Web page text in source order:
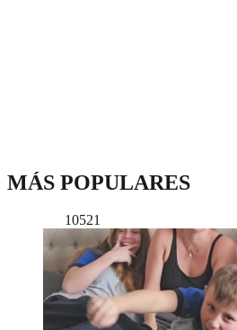
MÁS POPULARES
10521